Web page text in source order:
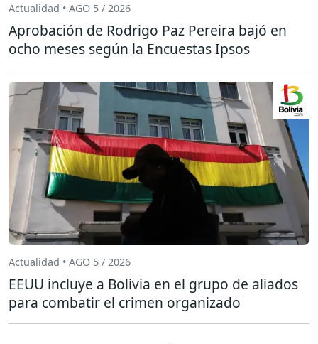
Actualidad • AGO 5 / 2026
Aprobación de Rodrigo Paz Pereira bajó en
ocho meses según la Encuestas Ipsos
Actualidad • AGO 5 / 2026
EEUU incluye a Bolivia en el grupo de aliados
para combatir el crimen organizado